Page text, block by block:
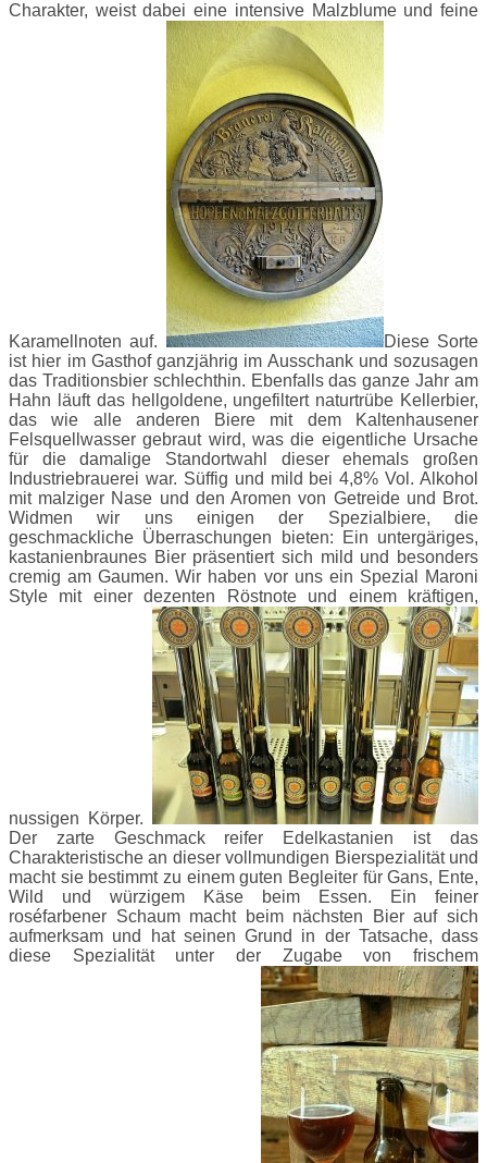
Charakter, weist dabei eine intensive Malzblume und feine
Karamellnoten auf.
Diese Sorte
ist hier im Gasthof ganzjährig im Ausschank und sozusagen
das Traditionsbier schlechthin. Ebenfalls das ganze Jahr am
Hahn läuft das hellgoldene, ungefiltert naturtrübe Kellerbier,
das wie alle anderen Biere mit dem Kaltenhausener
Felsquellwasser gebraut wird, was die eigentliche Ursache
für die damalige Standortwahl dieser ehemals großen
Industriebrauerei war. Süffig und mild bei 4,8% Vol. Alkohol
mit malziger Nase und den Aromen von Getreide und Brot.
Widmen wir uns einigen der Spezialbiere, die
geschmackliche Überraschungen bieten: Ein untergäriges,
kastanienbraunes Bier präsentiert sich mild und besonders
cremig am Gaumen. Wir haben vor uns ein Spezial Maroni
Style mit einer dezenten Röstnote und einem kräftigen,
nussigen Körper.
Der zarte Geschmack reifer Edelkastanien ist das
Charakteristische an dieser vollmundigen Bierspezialität und
macht sie bestimmt zu einem guten Begleiter für Gans, Ente,
Wild und würzigem Käse beim Essen. Ein feiner
roséfarbener Schaum macht beim nächsten Bier auf sich
aufmerksam und hat seinen Grund in der Tatsache, dass
diese Spezialität unter der Zugabe von frischem